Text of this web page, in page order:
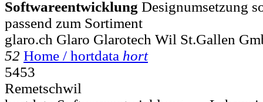
Softwareentwicklung Designumsetzung
passend zum Sortiment
glaro.ch Glaro Glarotech Wil St.Gallen
52 Home / hortdata hort
5453
Remetschwil